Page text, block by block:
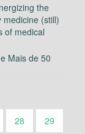
the
medicine (still)
of medical
Mais de 50
28 29